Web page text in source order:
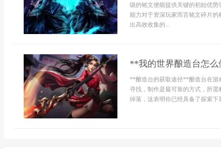
级的铭文便能提供关键的初始优
能力对于资深玩家而言铭文碎片
出高效收集的...
**我的世界酿造台怎
**酿造台的获取途径**酿造台在游
寻找，制作是最可靠的方式，所
掉落，这表明你已经具备了探索